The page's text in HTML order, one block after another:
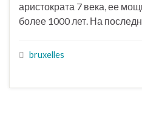
аристократа 7 века, ее
более 1000 лет. На
bruxelles